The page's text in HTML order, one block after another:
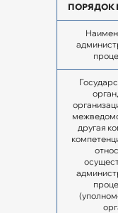
ПОРЯДОК
другая